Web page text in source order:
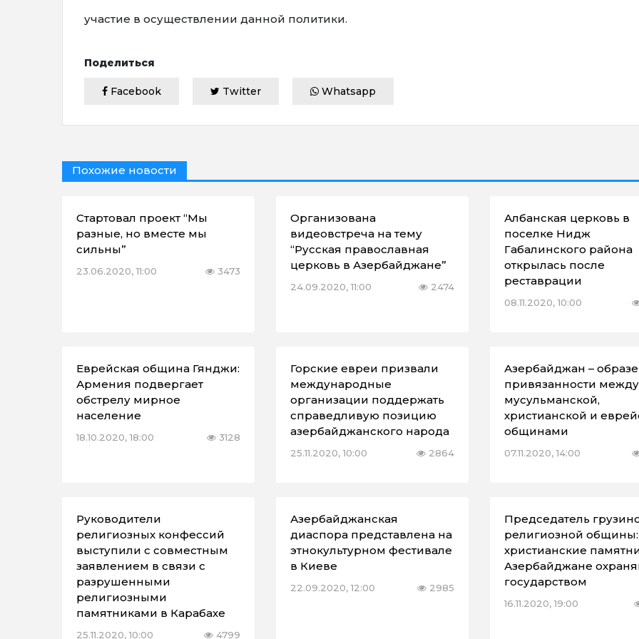
участие в осуществлении данной политики.
Поделиться
Facebook Twitter Whatsapp
Похожие новости
Стартовал проект “Мы
разные, но вместе мы
сильны”
23.06.2020, 11:00 3473
Организована
видеовстреча на тему
“Русская православная
церковь в Азербайджане”
24.09.2020, 11:00 2474
Албанская церковь в
поселке Нидж
Габалинского района
открылась после
реставрации
08.11.2020, 10:00
Еврейская община Гянджи:
Армения подвергает
обстрелу мирное
население
18.10.2020, 18:00 3128
Горские евреи призвали
международные
организации поддержать
справедливую позицию
азербайджанского народа
25.11.2020, 10:00 2864
Азербайджан –
привязанности между
мусульманской,
христианской и
общинами
07.11.2020, 14:00
Руководители
религиозных конфессий
выступили с совместным
заявлением в связи с
разрушенными
религиозными
памятниками в Карабахе
25.11.2020, 10:00 4799
Азербайджанская
диаспора представлена на
этнокультурном фестивале
в Киеве
22.09.2020, 12:00 2985
Председатель
религиозной общины:
христианские
Азербайджане
государством
16.11.2020, 19:00